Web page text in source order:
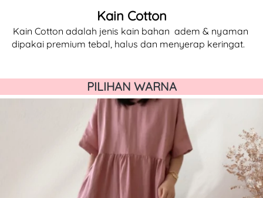
Kain Cotton
Kain Cotton adalah jenis kain bahan adem & nyaman
dipakai premium tebal, halus dan menyerap keringat.
PILIHAN WARNA